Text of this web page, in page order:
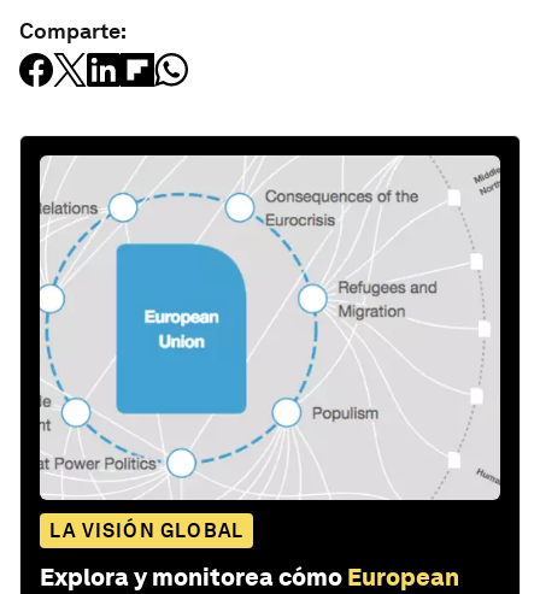
Comparte:
LA VISIÓN GLOBAL
Explora y monitorea cómo European